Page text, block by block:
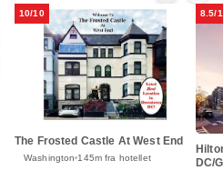
10/10
The Frosted Castle At West End
Washington 145m fra hotellet
8.5/
DC/